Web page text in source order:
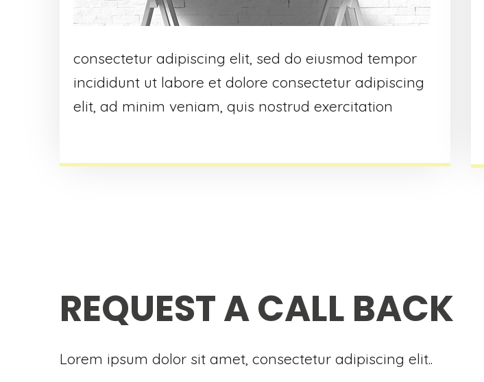
consectetur adipiscing elit, sed do eiusmod tempor
incididunt ut labore et dolore consectetur adipiscing
elit, ad minim veniam, quis nostrud exercitation
REQUEST A CALL BACK
Lorem ipsum dolor sit amet, consectetur adipiscing elit..